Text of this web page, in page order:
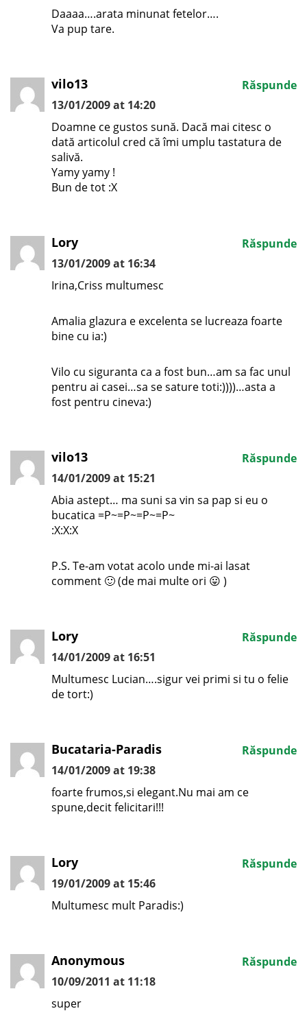
Daaaa….arata minunat fetelor….
Va pup tare.
vilo13
13/01/2009 at 14:20
Doamne ce gustos sună. Dacă mai citesc o
dată articolul cred că îmi umplu tastatura de
salivă.
Yamy yamy !
Bun de tot :X
Răspunde
Lory
13/01/2009 at 16:34
Irina,Criss multumesc
Amalia glazura e excelenta se lucreaza foarte
bine cu ia:)
Vilo cu siguranta ca a fost bun…am sa fac unul
pentru ai casei…sa se sature toti:))))…asta a
fost pentru cineva:)
Răspunde
vilo13
14/01/2009 at 15:21
Abia astept… ma suni sa vin sa pap si eu o
bucatica =P~=P~=P~=P~
:X:X:X
P.S. Te-am votat acolo unde mi-ai lasat
comment 🙂 (de mai multe ori 😛 )
Răspunde
Lory
14/01/2009 at 16:51
Multumesc Lucian….sigur vei primi si tu o felie
de tort:)
Răspunde
Bucataria-Paradis
14/01/2009 at 19:38
foarte frumos,si elegant.Nu mai am ce
spune,decit felicitari!!!
Răspunde
Lory
19/01/2009 at 15:46
Multumesc mult Paradis:)
Răspunde
Anonymous
10/09/2011 at 11:18
super
Răspunde